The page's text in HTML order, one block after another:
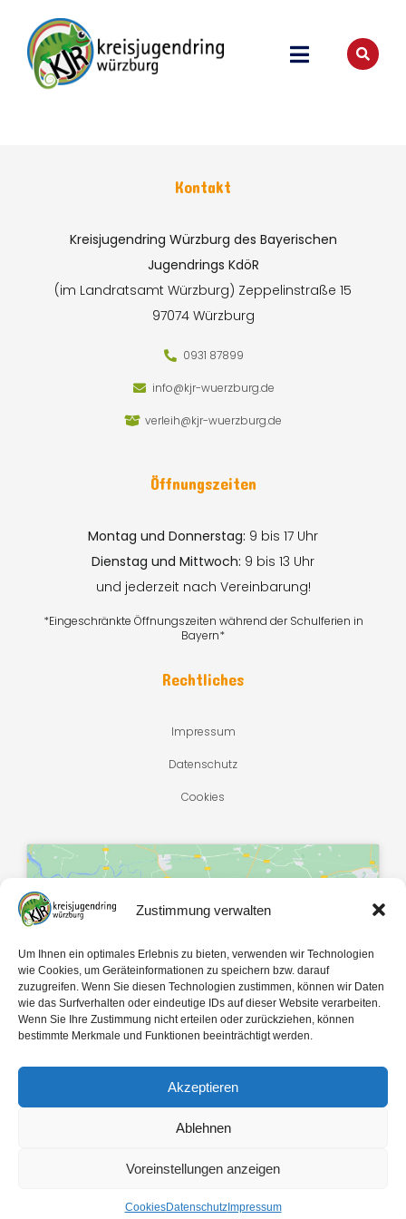
Zustimmung verwalten
Um Ihnen ein optimales Erlebnis zu bieten, verwenden wir Technologien
wie Cookies, um Geräteinformationen zu speichern bzw. darauf
zuzugreifen. Wenn Sie diesen Technologien zustimmen, können wir Daten
wie das Surfverhalten oder eindeutige IDs auf dieser Website verarbeiten.
Wenn Sie Ihre Zustimmung nicht erteilen oder zurückziehen, können
bestimmte Merkmale und Funktionen beeinträchtigt werden.
Akzeptieren
Ablehnen
Voreinstellungen anzeigen
CookiesDatenschutzImpressum
Kontakt
Kreisjugendring Würzburg des Bayerischen
Jugendrings KdöR
(im Landratsamt Würzburg) Zeppelinstraße 15
97074 Würzburg
0931 87899
info@kjr-wuerzburg.de
verleih@kjr-wuerzburg.de
Öffnungszeiten
Montag und Donnerstag: 9 bis 17 Uhr
Dienstag und Mittwoch: 9 bis 13 Uhr
und jederzeit nach Vereinbarung!
*Eingeschränkte Öffnungszeiten während der Schulferien in
Bayern*
Rechtliches
Impressum
Datenschutz
Cookies
Klicke hier, um Marketing-Cookies zu
akzeptieren und diesen Inhalt zu
aktivieren
Copyright © 2026